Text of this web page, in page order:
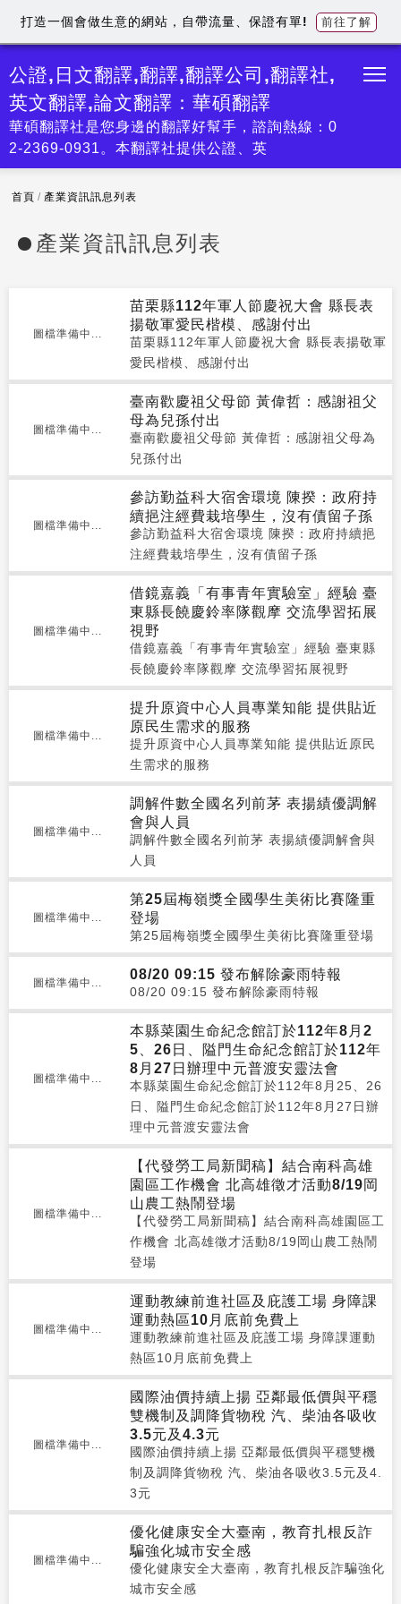
公證,日文翻譯,翻譯,翻譯公司,翻譯社,
英文翻譯,論文翻譯：華碩翻譯
華碩翻譯社是您身邊的翻譯好幫手，諮詢熱線：0
2-2369-0931。本翻譯社提供公證、英
首頁 / 產業資訊訊息列表
產業資訊訊息列表
圖檔準備中...
苗栗縣112年軍⼈節慶祝⼤會 縣長表
揚敬軍愛民楷模、感謝付出
苗栗縣112年軍⼈節慶祝⼤會 縣長表揚敬軍
愛民楷模、感謝付出
圖檔準備中...
臺南歡慶祖父母節 黃偉哲：感謝祖父
母為兒孫付出
臺南歡慶祖父母節 黃偉哲：感謝祖父母為
兒孫付出
圖檔準備中...
參訪勤益科大宿舍環境 陳揆：政府持
續挹注經費栽培學生，沒有債留子孫
參訪勤益科大宿舍環境 陳揆：政府持續挹
注經費栽培學生，沒有債留子孫
圖檔準備中...
借鏡嘉義「有事青年實驗室」經驗 臺
東縣長饒慶鈴率隊觀摩 交流學習拓展
視野
借鏡嘉義「有事青年實驗室」經驗 臺東縣
長饒慶鈴率隊觀摩 交流學習拓展視野
圖檔準備中...
提升原資中心人員專業知能 提供貼近
原民生需求的服務
提升原資中心人員專業知能 提供貼近原民
生需求的服務
圖檔準備中...
調解件數全國名列前茅 表揚績優調解
會與人員
調解件數全國名列前茅 表揚績優調解會與
人員
圖檔準備中...
第25屆梅嶺獎全國學生美術比賽隆重
登場
第25屆梅嶺獎全國學生美術比賽隆重登場
圖檔準備中...
08/20 09:15 發布解除豪雨特報
08/20 09:15 發布解除豪雨特報
圖檔準備中...
本縣菜園生命紀念館訂於112年8月2
5、26日、隘門生命紀念館訂於112年
8月27日辦理中元普渡安靈法會
本縣菜園生命紀念館訂於112年8月25、26
日、隘門生命紀念館訂於112年8月27日辦
理中元普渡安靈法會
圖檔準備中...
【代發勞工局新聞稿】結合南科高雄
園區工作機會 北高雄徵才活動8/19岡
山農工熱鬧登場
【代發勞工局新聞稿】結合南科高雄園區工
作機會 北高雄徵才活動8/19岡山農工熱鬧
登場
圖檔準備中...
運動教練前進社區及庇護工場 身障課
運動熱區10月底前免費上
運動教練前進社區及庇護工場 身障課運動
熱區10月底前免費上
圖檔準備中...
國際油價持續上揚 亞鄰最低價與平穩
雙機制及調降貨物稅 汽、柴油各吸收
3.5元及4.3元
國際油價持續上揚 亞鄰最低價與平穩雙機
制及調降貨物稅 汽、柴油各吸收3.5元及4.
3元
圖檔準備中...
優化健康安全大臺南，教育扎根反詐
騙強化城市安全感
優化健康安全大臺南，教育扎根反詐騙強化
城市安全感
打造一個會做生意的網站，自帶流量、保證有單! 前往了解